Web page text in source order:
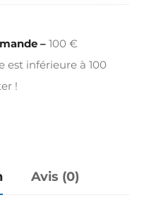
– 100 €
est inférieure à 100
!
Avis (0)